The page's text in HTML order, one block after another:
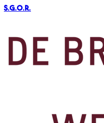
S.G.O.R.